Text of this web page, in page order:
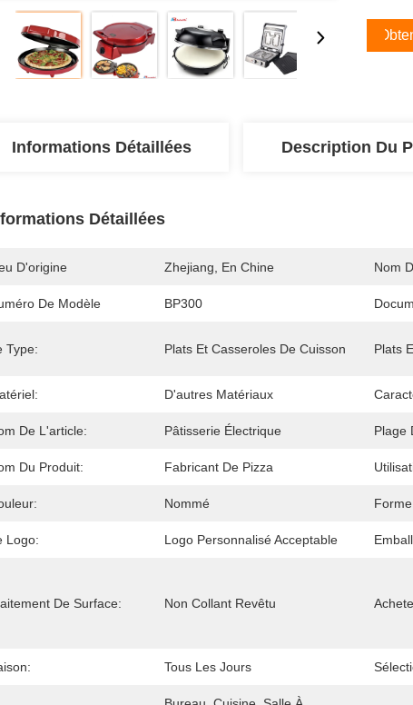
Informations Détaillées Description Du
Détaillées
D'origine Zhejiang, En Chine Nom
De Modèle BP300
Type: Plats Et Casseroles De Cuisson Plats
D'autres Matériaux
De L'article: Pâtisserie Électrique Plage
Du Produit: Fabricant De Pizza
Nommé
Logo: Logo Personnalisé Acceptable
De Surface: Non Collant Revêtu
Tous Les Jours